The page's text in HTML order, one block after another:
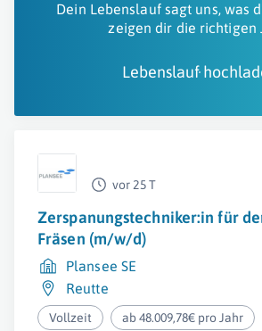
Dein Lebenslauf sagt uns, was
zeigen dir die richtigen
Lebenslauf
vor 25 T
Zerspanungstechniker:in für
Fräsen (m/w/d)
Plansee SE
Reutte
Vollzeit ab 48.009,78€ pro Jahr